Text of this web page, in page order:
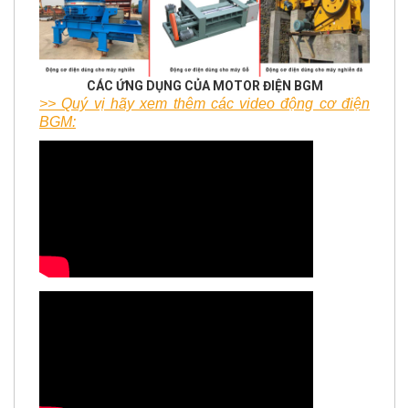
CÁC ỨNG DỤNG CỦA MOTOR ĐIỆN BGM
>> Quý vị hãy xem thêm các video động cơ điện
BGM: